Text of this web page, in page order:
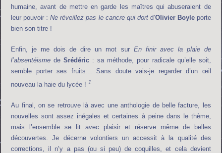
humaine, avant de mettre en garde les maîtres qui abuseraient de
leur pouvoir :Ne réveillez pas le cancre qui dortd’Olivier Boyleporte
bien son titre !
Enfin, je me dois de dire un mot sur En finir avec la plaie de
l’absentéisme deSrédéric : sa méthode, pour radicale qu’elle soit,
semble porter ses fruits… Sans doute vais-je regarder d’un œil
nouveau la haie du lycée !1
Au final, on se retrouve là avec une anthologie de belle facture, les
nouvelles sont assez inégales et certaines à peine dans le thème,
mais l’ensemble se lit avec plaisir et réserve même de belles
découvertes. Je décerne volontiers un accessit à la qualité des
corrections, il n’y a pas (ou si peu) de coquilles, et cela devient